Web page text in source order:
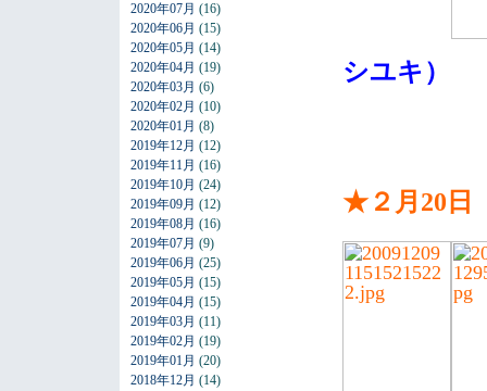
2020年07月 (16)
2020年06月 (15)
2020年05月 (14)
2020年04月 (19)
2020年03月 (6)
2020年02月 (10)
2020年01月 (8)
2019年12月 (12)
2019年11月 (16)
2019年10月 (24)
2019年09月 (12)
2019年08月 (16)
2019年07月 (9)
2019年06月 (25)
2019年05月 (15)
2019年04月 (15)
2019年03月 (11)
2019年02月 (19)
2019年01月 (20)
2018年12月 (14)
シユキ）
★２月20日